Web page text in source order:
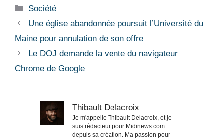
Catégories
Société
Une église abandonnée poursuit l’Université du
Maine pour annulation de son offre
Le DOJ demande la vente du navigateur
Chrome de Google
Thibault Delacroix
Je m'appelle Thibault Delacroix, et je
suis rédacteur pour Midinews.com
depuis sa création. Ma passion pour